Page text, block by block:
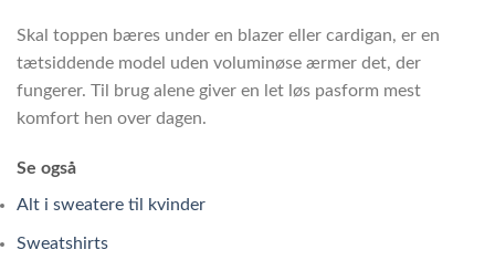
Skal toppen bæres under en blazer eller cardigan, er en
tætsiddende model uden voluminøse ærmer det, der
fungerer. Til brug alene giver en let løs pasform mest
komfort hen over dagen.
Se også
Alt i sweatere til kvinder
Sweatshirts